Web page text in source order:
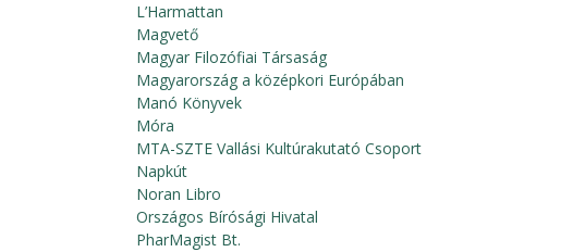
L’Harmattan
Magvető
Magyar Filozófiai Társaság
Magyarország a középkori Európában
Manó Könyvek
Móra
MTA-SZTE Vallási Kultúrakutató Csoport
Napkút
Noran Libro
Országos Bírósági Hivatal
PharMagist Bt.